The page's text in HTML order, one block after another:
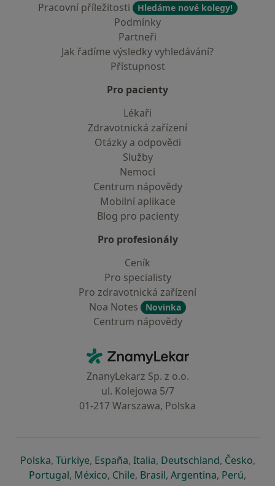
Pracovní příležitosti
Hledáme nové kolegy!
Podmínky
Partneři
Jak řadíme výsledky vyhledávání?
Přístupnost
Pro pacienty
Lékaři
Zdravotnická zařízení
Otázky a odpovědi
Služby
Nemoci
Centrum nápovědy
Mobilní aplikace
Blog pro pacienty
Pro profesionály
Ceník
Pro specialisty
Pro zdravotnická zařízení
Noa Notes
Novinka
Centrum nápovědy
ZnamyLekar - Hlavní stránka
ZnanyLekarz Sp. z o.o.
ul. Kolejowa 5/7
01-217 Warszawa, Polska
Polskase otevře v nové záložce
, Türkiyese otevře v nové záložce
, Españase otevře v nové záložce
, Italiase otevře v nové záložce
, Deutschlandse otevře v
, Českose
,
Portugalse otevře v nové záložce
, Méxicose otevře v nové záložce
, Chilese otevře v nové záložce
, Brasilse otevře v nové
, Argentinase otevře v
, Perúse
,